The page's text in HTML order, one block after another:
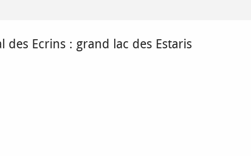
des Ecrins : grand lac des Estaris